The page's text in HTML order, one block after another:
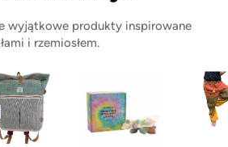
wyjątkowe produkty inspirowane
i rzemiosłem.